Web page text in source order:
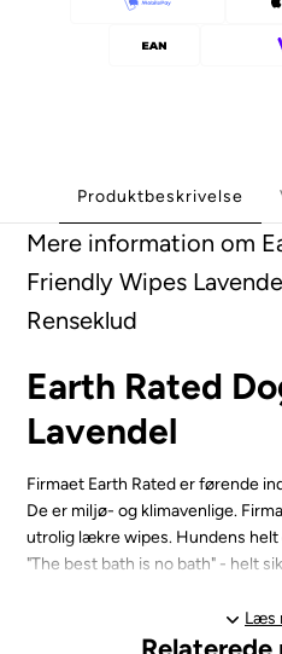
Produktbeskrivelse
Mere information om
Friendly Wipes
Renseklud
Earth Rated
Lavendel
Firmaet Earth Rated er førende
De er miljø- og klimavenlige.
utrolig lækre wipes. Hundens
"The best bath is no bath" - helt
sådanne smarte wipes. Jeg er fan
Læs